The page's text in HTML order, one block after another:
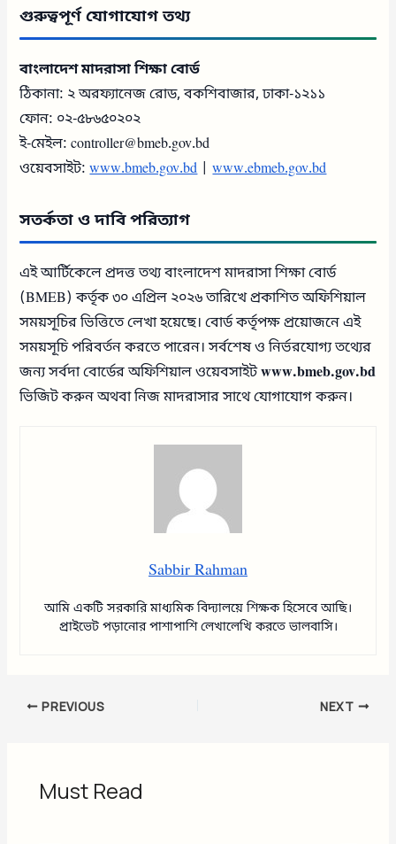
গুরুত্বপূর্ণ যোগাযোগ তথ্য
বাংলাদেশ মাদরাসা শিক্ষা বোর্ড
ঠিকানা: ২ অরফ্যানেজ রোড, বকশিবাজার, ঢাকা-১২১১
ফোন: ০২-৫৮৬৫০২০২
ই-মেইল: controller@bmeb.gov.bd
ওয়েবসাইট:www.bmeb.gov.bd|www.ebmeb.gov.bd
সতর্কতা ও দাবি পরিত্যাগ
এই আর্টিকেলে প্রদত্ত তথ্য বাংলাদেশ মাদরাসা শিক্ষা বোর্ড
(BMEB) কর্তৃক ৩০ এপ্রিল ২০২৬ তারিখে প্রকাশিত অফিশিয়াল
সময়সূচির ভিত্তিতে লেখা হয়েছে। বোর্ড কর্তৃপক্ষ প্রয়োজনে এই
সময়সূচি পরিবর্তন করতে পারেন। সর্বশেষ ও নির্ভরযোগ্য তথ্যের
জন্য সর্বদা বোর্ডের অফিশিয়াল ওয়েবসাইটwww.bmeb.gov.bd
ভিজিট করুন অথবা নিজ মাদরাসার সাথে যোগাযোগ করুন।
Sabbir Rahman
আমি একটি সরকারি মাধ্যমিক বিদ্যালয়ে শিক্ষক হিসেবে আছি।
প্রাইভেট পড়ানোর পাশাপাশি লেখালেখি করতে ভালবাসি।
PREVIOUS NEXT
Must Read